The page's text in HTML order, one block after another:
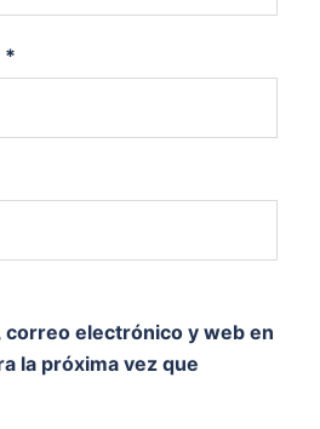
*
correo electrónico y web en
la próxima vez que